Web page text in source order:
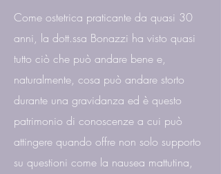
Come ostetrica praticante da quasi 30
anni, la dott.ssa Bonazzi ha visto quasi
tutto ciò che può andare bene e,
naturalmente, cosa può andare storto
durante una gravidanza ed è questo
patrimonio di conoscenze a cui può
attingere quando offre non solo supporto
su questioni come la nausea mattutina,